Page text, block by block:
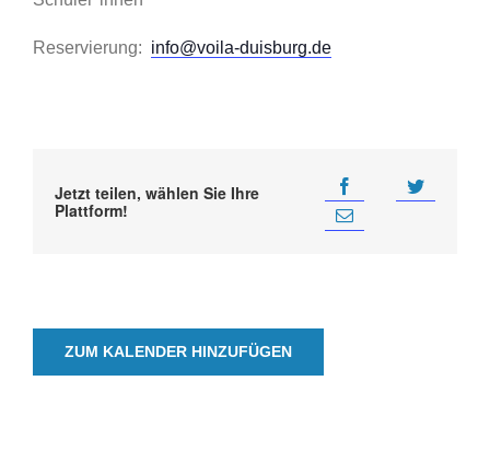
Reservierung: info@voila-duisburg.de
Jetzt teilen, wählen Sie Ihre
Plattform!
ZUM KALENDER HINZUFÜGEN